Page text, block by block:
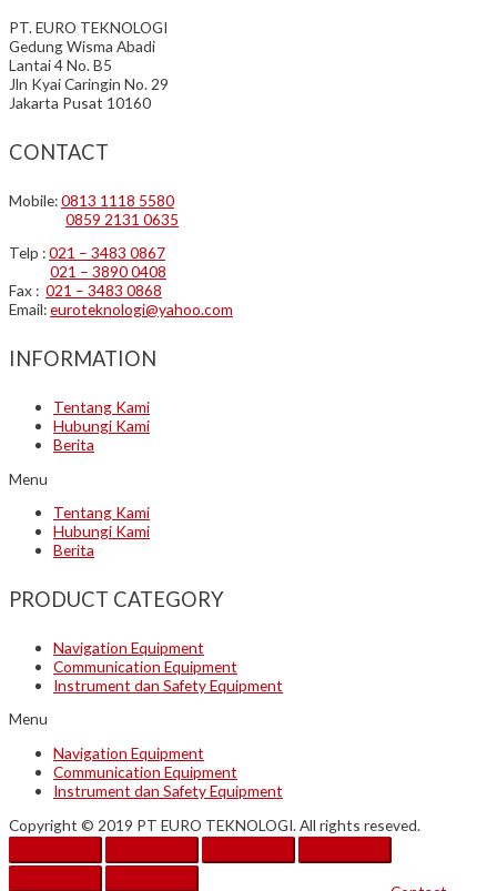
PT. EURO TEKNOLOGI
Gedung Wisma Abadi
Lantai 4 No. B5
Jln Kyai Caringin No. 29
Jakarta Pusat 10160
CONTACT
Mobile:0813 1118 5580
0859 2131 0635
Telp :021 – 3483 0867
021 – 3890 0408
Fax : 021 – 3483 0868
Email:euroteknologi@yahoo.com
INFORMATION
Tentang Kami
Hubungi Kami
Berita
Menu
Tentang Kami
Hubungi Kami
Berita
PRODUCT CATEGORY
Navigation Equipment
Communication Equipment
Instrument dan Safety Equipment
Menu
Navigation Equipment
Communication Equipment
Instrument dan Safety Equipment
Copyright © 2019 PT EURO TEKNOLOGI. All rights reseved.